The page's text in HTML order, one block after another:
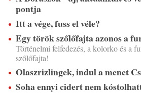
pontja
Itt a vége, fuss el véle?
Egy török szőlőfajta azonos a
Történelmi felfedezés, a kolorko és a
szőlőfajta!
Olaszrizlingek, indul a menet
Soha ennyi cidert nem